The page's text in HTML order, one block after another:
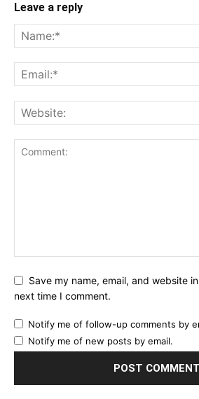
Leave a reply
Save my name, email, and website
next time I comment.
Notify me of follow-up comments by
Notify me of new posts by email.